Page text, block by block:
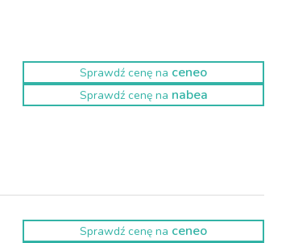
Sprawdź cenę na ceneo
Sprawdź cenę na nabea
Sprawdź cenę na ceneo